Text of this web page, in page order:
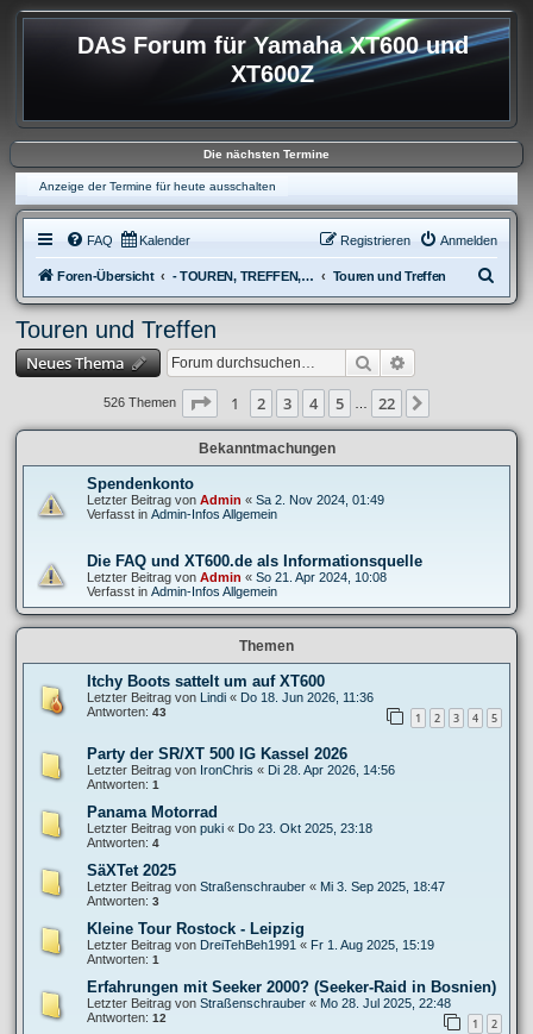
DAS Forum für Yamaha XT600 und
XT600Z
Die nächsten Termine
Anzeige der Termine für heute ausschalten
FAQ Kalender Anmelden
Registrieren
Foren-Übersicht - TOUREN, TREFFEN, REISEBERICHTE & REGIONALES Touren und Treffen
u
Touren und Treffen
Neues Thema Suche
526 Themen Seite 1von 22
1 2 3 4 5 22
Bekanntmachungen
Spendenkonto
Letzter Beitrag von Admin « Sa 2. Nov 2024, 01:49
Verfasst in Admin-Infos Allgemein
Die FAQ und XT600.de als Informationsquelle
Letzter Beitrag von Admin « So 21. Apr 2024, 10:08
Verfasst in Admin-Infos Allgemein
Themen
Itchy Boots sattelt um auf XT600
Letzter Beitrag von Lindi « Do 18. Jun 2026, 11:36
Antworten: 43 1 2 3 4 5
Party der SR/XT 500 IG Kassel 2026
Letzter Beitrag von IronChris « Di 28. Apr 2026, 14:56
Antworten: 1
Panama Motorrad
Letzter Beitrag von puki « Do 23. Okt 2025, 23:18
Antworten: 4
SäXTet 2025
Letzter Beitrag von Straßenschrauber « Mi 3. Sep 2025, 18:47
Antworten: 3
Kleine Tour Rostock - Leipzig
Letzter Beitrag von DreiTehBeh1991 « Fr 1. Aug 2025, 15:19
Antworten: 1
Erfahrungen mit Seeker 2000? (Seeker-Raid in Bosnien)
Letzter Beitrag von Straßenschrauber « Mo 28. Jul 2025, 22:48
Antworten: 12 1 2